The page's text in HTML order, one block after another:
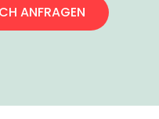
ANFRAGEN